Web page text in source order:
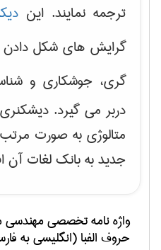
ترجمه نمایند. این
گرایش های شکل دادن
گری، جوشکاری و
دربر می گیرد.
متالوژی به صورت
جدید به بانک لغات آن
واژه نامه تخصصیمهندسی
حروف الفبا (انگلیسی به